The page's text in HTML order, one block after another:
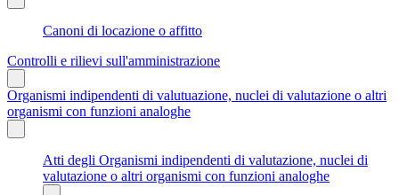
Canoni di locazione o affitto
Controlli e rilievi sull'amministrazione
Organismi indipendenti di valutuazione, nuclei di valutazione o altri
organismi con funzioni analoghe
Atti degli Organismi indipendenti di valutazione, nuclei di
valutazione o altri organismi con funzioni analoghe